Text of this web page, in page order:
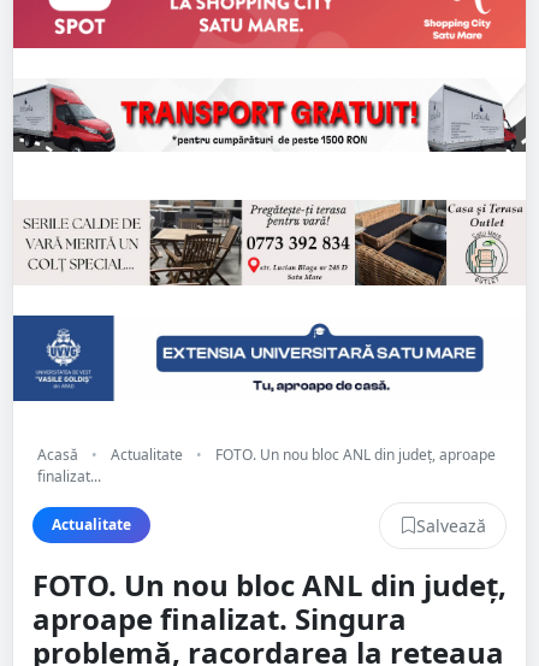
Acasă • Actualitate •
FOTO. Un nou bloc ANL din județ, aproape
finalizat...
Actualitate Salvează
FOTO. Un nou bloc ANL din județ,
aproape finalizat. Singura
problemă, racordarea la rețeaua